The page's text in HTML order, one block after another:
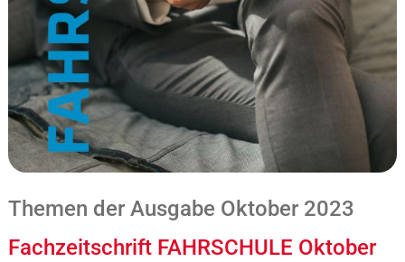
Themen der Ausgabe Oktober 2023
Fachzeitschrift FAHRSCHULE Oktober